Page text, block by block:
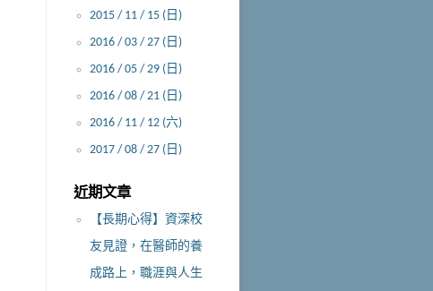
2015 / 11 / 15 (日)
2016 / 03 / 27 (日)
2016 / 05 / 29 (日)
2016 / 08 / 21 (日)
2016 / 11 / 12 (六)
2017 / 08 / 27 (日)
近期文章
【長期心得】資深校
友見證，在醫師的養
成路上，職涯與人生